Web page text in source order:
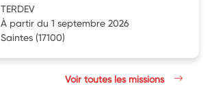
TERDEV
À partir du 1 septembre 2026
Saintes (17100)
Voir toutes les missions